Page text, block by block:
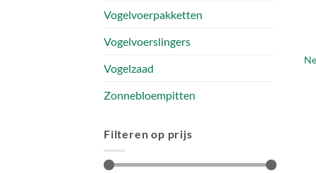
Vogelvoerpakketten
Vogelvoerslingers
Vogelzaad
Zonnebloempitten
Filteren op prijs